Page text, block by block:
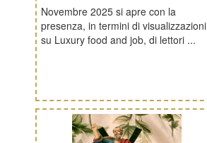
Novembre 2025 si apre con la
presenza, in termini di visualizzazioni
su Luxury food and job, di lettori ...